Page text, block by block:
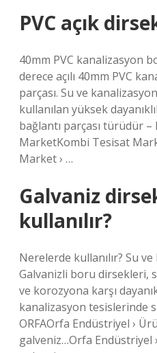
PVC açık
40mm PVC kanalizasyon
derece açılı 40mm PVC
parçası. Su ve
kullanılan yüksek
bağlantı parçası türüdür
MarketKombi Tesisat
Market › …
Galvaniz
kullanılır?
Nerelerde kullanılır? Su
Galvanizli boru dirsekleri,
ve korozyona karşı
kanalizasyon tesislerinde
ORFAOrfa Endüstriyel ›
galveniz…Orfa Endüstriyel